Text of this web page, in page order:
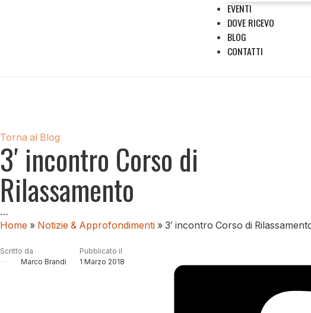
EVENTI
DOVE RICEVO
BLOG
CONTATTI
3′ incontro Corso di
Rilassamento
…
Home » Notizie & Approfondimenti » 3′ incontro Corso di
Scritto da
Marco Brandi
Pubblicato il
1 Marzo 2018
Torna al Blog